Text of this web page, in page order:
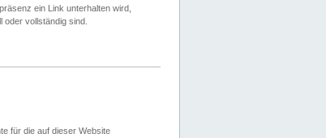
ein Link unterhalten wird,
oder vollständig sind.
für die auf dieser Website